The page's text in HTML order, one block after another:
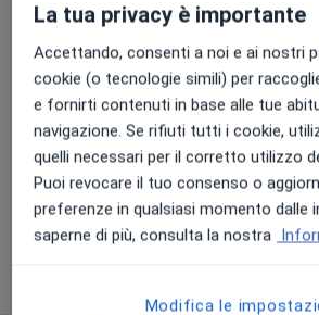
all’acquisizione ed interpretazione
radiologico (risonanza magnetica
cardiaca).
Ecografia cardiaca
100 € Dettagli
Holter cardiaco
120 € Dettagli
+ 6 prestazioni
La tua privacy è importante
Accettando, consenti a noi e ai nostri
cookie (o tecnologie simili) per
e fornirti contenuti in base alle tue
navigazione. Se rifiuti tutti i cookie,
quelli necessari per il corretto utilizzo
Puoi revocare il tuo consenso o
preferenze in qualsiasi momento dalle
saperne di più, consulta la nostra
Modifica le